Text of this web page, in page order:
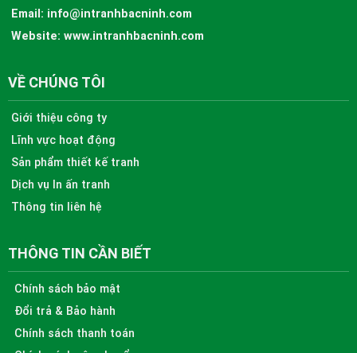
Email: info@intranhbacninh.com
Website: www.intranhbacninh.com
VỀ CHÚNG TÔI
Giới thiệu công ty
Lĩnh vực hoạt động
Sản phẩm thiết kế tranh
Dịch vụ In ấn tranh
Thông tin liên hệ
THÔNG TIN CẦN BIẾT
Chính sách bảo mật
Đổi trả & Bảo hành
Chính sách thanh toán